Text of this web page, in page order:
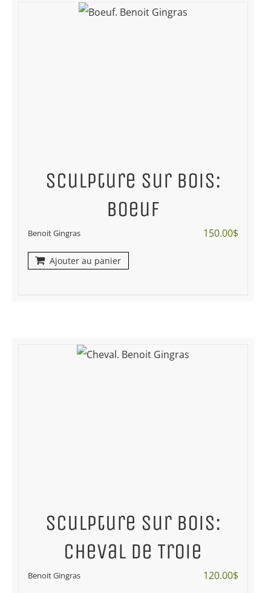
Sculpture sur bois:
boeuf
Benoit Gingras 150.00$
Ajouter au panier
Sculpture sur bois:
cheval de Troie
Benoit Gingras 120.00$